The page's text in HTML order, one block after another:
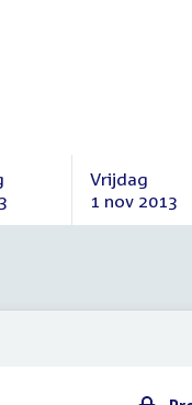
Vrijdag
1 nov 2013
Vrijdag